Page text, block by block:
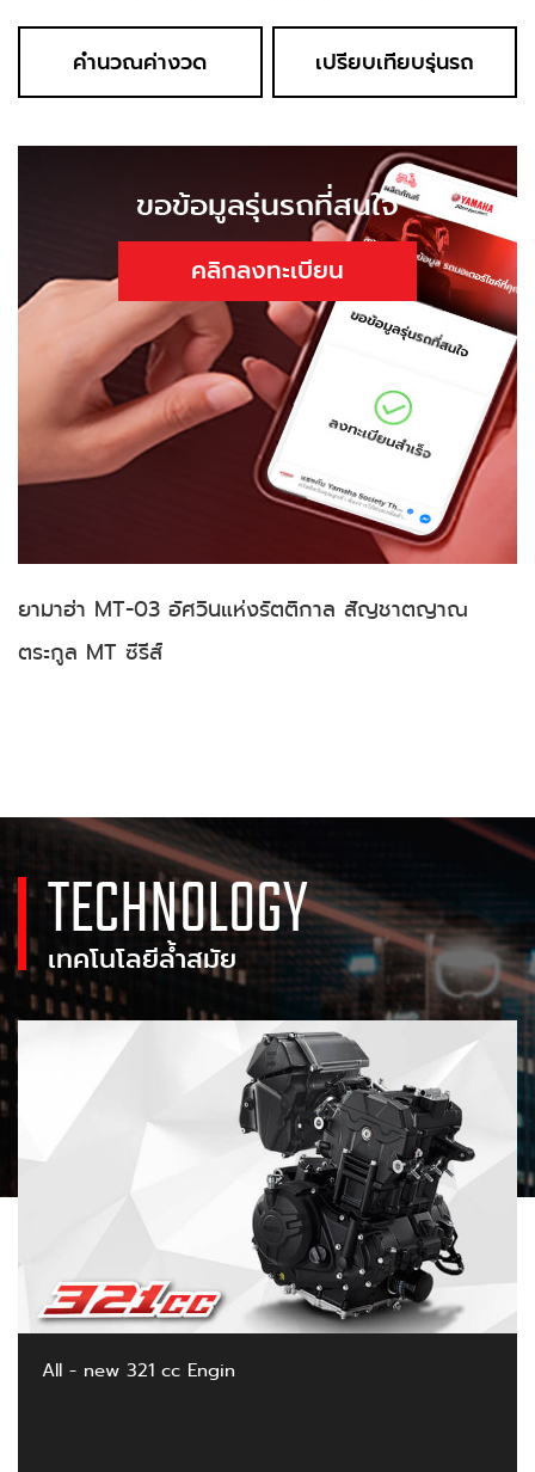
คำนวณค่างวด เปรียบเทียบรุ่นรถ
ขอข้อมูลรุ่นรถที่สนใจ
คลิกลงทะเบียน
ยามาฮ่า MT-03 อัศวินแห่งรัตติกาล สัญชาตญาณ
ตระกูล MT ซีรีส์
TECHNOLOGY
เทคโนโลยีล้ำสมัย
All - new 321 cc Engin